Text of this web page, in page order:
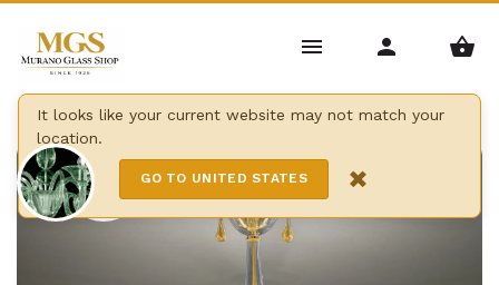
It looks like your current website may not match your
location.
GO TO UNITED STATES ×
Home / Lustres / Lustres modernes / Lustre dolfin
8 Lights